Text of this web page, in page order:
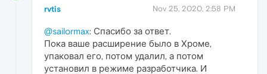
rvtis Nov 25, 2020, 2:58 PM
@sailormax: Спасибо за ответ.
Пока ваше расширение было в Хроме,
упаковал его, потом удалил, а потом
установил в режиме разработчика. И